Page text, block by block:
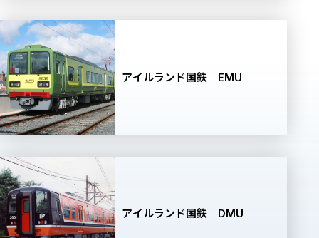
アイルランド国鉄 EMU
アイルランド国鉄 DMU